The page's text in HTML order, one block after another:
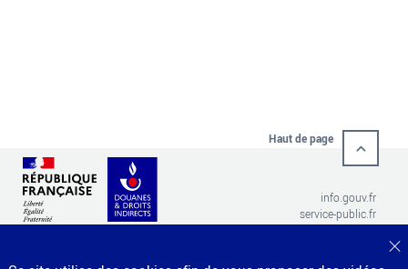
Haut de page
info.gouv.fr
service-public.fr